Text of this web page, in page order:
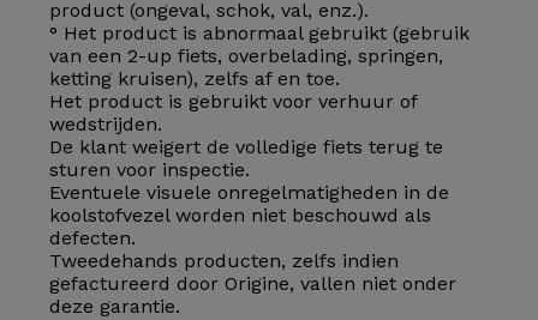
product (ongeval, schok, val, enz.).
° Het product is abnormaal gebruikt (gebruik
van een 2-up fiets, overbelading, springen,
ketting kruisen), zelfs af en toe.
Het product is gebruikt voor verhuur of
wedstrijden.
De klant weigert de volledige fiets terug te
sturen voor inspectie.
Eventuele visuele onregelmatigheden in de
koolstofvezel worden niet beschouwd als
defecten.
Tweedehands producten, zelfs indien
gefactureerd door Origine, vallen niet onder
deze garantie.